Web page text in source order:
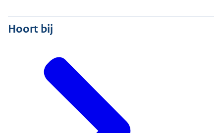
Hoort bij